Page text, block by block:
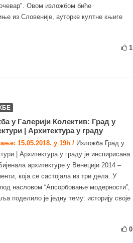
Овом изложбом биће
из Словеније, ауторке култне књиге
1
у Галерији Колектив: Град у
| Архитектура у граду
15.05.2018. у 19h / Изложба Град у
| Архитектура у граду је инспирисана
архитектуре у Венецији 2014 –
која се састојала из три дела. У
насловом “Апсорбовање модерности”,
поделило је једну тему: историју своје
0